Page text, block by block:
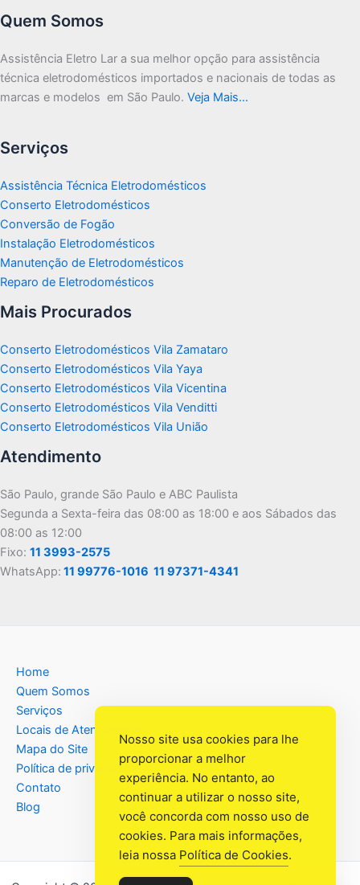
Quem Somos
Assistência Eletro Lar a sua melhor opção para assistência
técnica eletrodomésticos importados e nacionais de todas as
marcas e modelos em São Paulo. Veja Mais…
Serviços
Assistência Técnica Eletrodomésticos
Conserto Eletrodomésticos
Conversão de Fogão
Instalação Eletrodomésticos
Manutenção de Eletrodomésticos
Reparo de Eletrodomésticos
Mais Procurados
Conserto Eletrodomésticos Vila Zamataro
Conserto Eletrodomésticos Vila Yaya
Conserto Eletrodomésticos Vila Vicentina
Conserto Eletrodomésticos Vila Venditti
Conserto Eletrodomésticos Vila União
Atendimento
São Paulo, grande São Paulo e ABC Paulista
Segunda a Sexta-feira das 08:00 as 18:00 e aos Sábados das
08:00 as 12:00
Fixo: 11 3993-2575
WhatsApp: 11 99776-1016 11 97371-4341
Home
Quem Somos
Serviços
Locais de Atendimento
Mapa do Site
Política de privacidade
Contato
Blog
Nosso site usa cookies para lhe
proporcionar a melhor
experiência. No entanto, ao
continuar a utilizar o nosso site,
você concorda com nosso uso de
cookies. Para mais informações,
leia nossa Política de Cookies.